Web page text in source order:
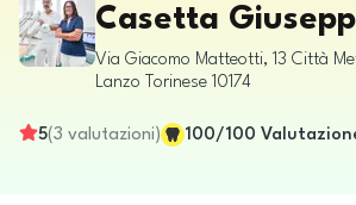
Casetta
Via Giacomo Matteotti, 13 Città
Lanzo Torinese 10174
5(3 valutazioni) 100/100